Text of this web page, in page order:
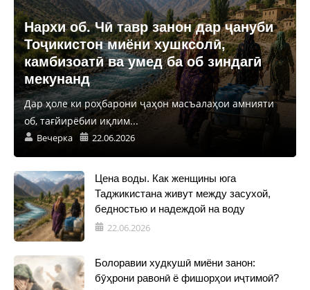
Нархи об. Чӣ тавр занон дар ҷануби
Тоҷикистон миёни хушксолӣ,
камбизоатӣ ва умед ба об зиндагӣ
мекунанд
Дар ҳоле ки роҳбарони ҷаҳон масъалаҳои амнияти
об, тағйирёбии иқлим...
Вечерка 22.06.2026
Цена воды. Как женщины юга
Таджикистана живут между засухой,
бедностью и надеждой на воду
22.06.2026
Болоравии худкушӣ миёни занон:
бӯҳрони равонӣ ё фишорҳои иҷтимоӣ?